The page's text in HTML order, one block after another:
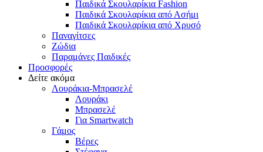
Παιδικά Σκουλαρίκια Fashion
Παιδικά Σκουλαρίκια από Ασήμι
Παιδικά Σκουλαρίκια από Χρυσό
Παναγίτσες
Ζώδια
Παραμάνες Παιδικές
Προσφορές
Δείτε ακόμα
Λουράκια-Μπρασελέ
Λουράκι
Μπρασελέ
Για Smartwatch
Γάμος
Βέρες